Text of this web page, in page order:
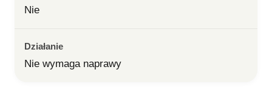
Nie
Działanie
Nie wymaga naprawy